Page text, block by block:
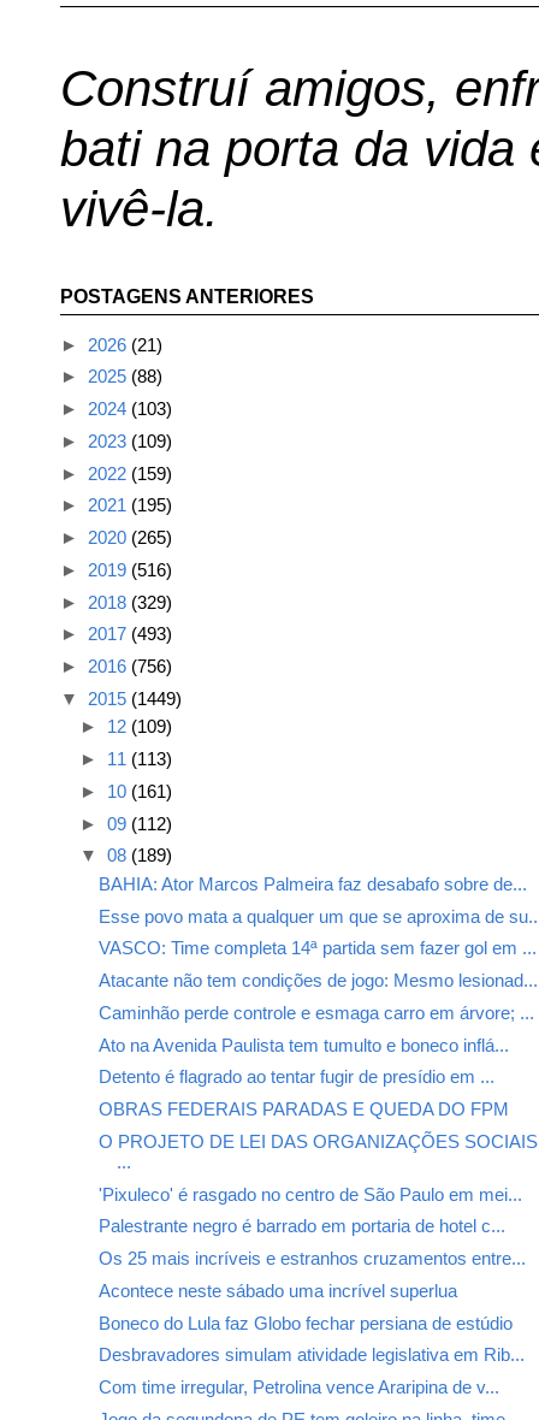
Construí amigos,
bati na porta da vida
vivê-la.
POSTAGENS ANTERIORES
► 2026 (21)
► 2025 (88)
► 2024 (103)
► 2023 (109)
► 2022 (159)
► 2021 (195)
► 2020 (265)
► 2019 (516)
► 2018 (329)
► 2017 (493)
► 2016 (756)
▼ 2015 (1449)
► 12 (109)
► 11 (113)
► 10 (161)
► 09 (112)
▼ 08 (189)
BAHIA: Ator Marcos Palmeira faz desabafo sobre de...
Esse povo mata a qualquer um que se aproxima de
VASCO: Time completa 14ª partida sem fazer gol em ...
Atacante não tem condições de jogo: Mesmo lesionad...
Caminhão perde controle e esmaga carro em árvore; ...
Ato na Avenida Paulista tem tumulto e boneco inflá...
Detento é flagrado ao tentar fugir de presídio em ...
OBRAS FEDERAIS PARADAS E QUEDA DO FPM
O PROJETO DE LEI DAS ORGANIZAÇÕES
...
'Pixuleco' é rasgado no centro de São Paulo em mei...
Palestrante negro é barrado em portaria de hotel c...
Os 25 mais incríveis e estranhos cruzamentos entre...
Acontece neste sábado uma incrível superlua
Boneco do Lula faz Globo fechar persiana de estúdio
Desbravadores simulam atividade legislativa em Rib...
Com time irregular, Petrolina vence Araripina de v...